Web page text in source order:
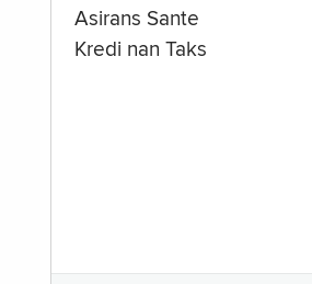
Asirans Sante
Kredi nan Taks